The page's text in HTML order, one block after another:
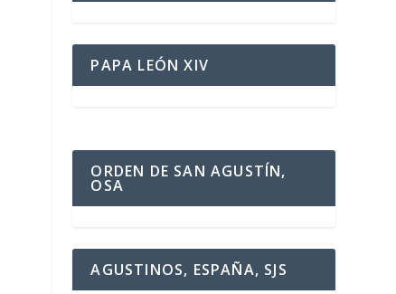
PAPA LEÓN XIV
ORDEN DE SAN AGUSTÍN,
OSA
AGUSTINOS, ESPAÑA, SJS